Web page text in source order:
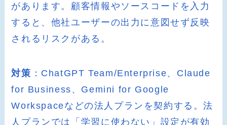
があります。顧客情報やソースコードを入力
すると、他社ユーザーの出力に意図せず反映
されるリスクがある。
対策 ：ChatGPT Team/Enterprise、Claude
for Business、Gemini for Google
Workspaceなどの法人プランを契約する。法
人プランでは「学習に使わない」設定が有効